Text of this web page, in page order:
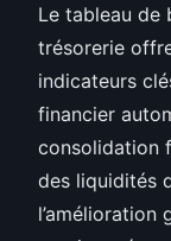
Le tableau de
trésorerie
indicateurs
financier
consolidation
des liquidités
l’amélioration